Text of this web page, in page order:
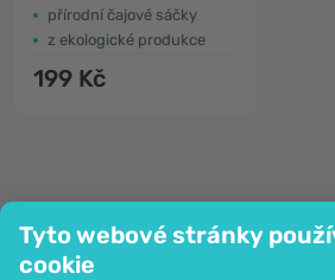
Tyto webové stránky
cookie
přírodní čajové sáčky
z ekologické produkce
199 Kč